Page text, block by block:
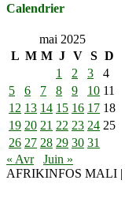
Calendrier
mai 2025
L M M J V S D
1
2 3
4
5
6 7 8 9 10 11
12 13 14 15 16 17 18
19 20 21 22 23 24 25
26 27 28 29 30 31
« Avr
Juin »
AFRIKINFOS MALI |